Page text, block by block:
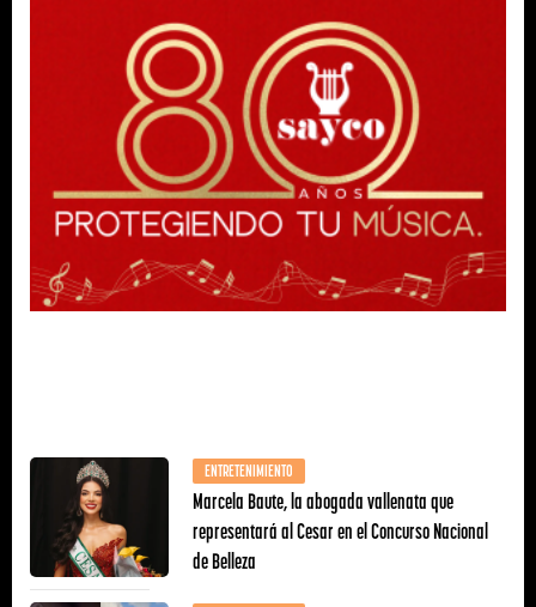
ENTRETENIMIENTO
Marcela Baute, la abogada vallenata que
representará al Cesar en el Concurso Nacional
de Belleza